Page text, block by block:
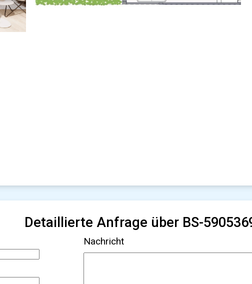
Detaillierte Anfrage über BS-
Nachricht